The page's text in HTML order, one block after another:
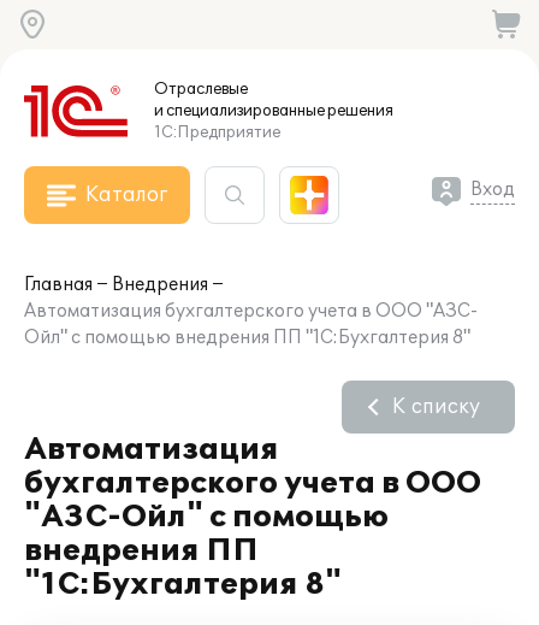
Отраслевые
и специализированныерешения
1С:Предприятие
Каталог Вход
Главная
Внедрения
Автоматизация бухгалтерского учета в ООО "АЗС-
Ойл" с помощью внедрения ПП "1С:Бухгалтерия 8"
Автоматизация
бухгалтерского учета в ООО
"АЗС-Ойл" с помощью
внедрения ПП
"1С:Бухгалтерия 8"
К списку